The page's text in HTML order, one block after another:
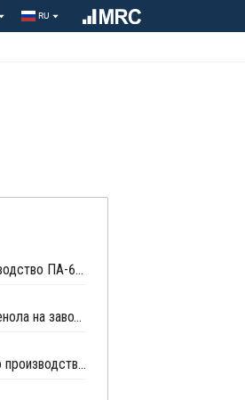
RU
DOMO Chemicals остановила производство ПА-6 в Германии
INEOS прекратила производство фенола на заводе в Германии
Ineos объявила о запуске завода по производству кумола в Марле